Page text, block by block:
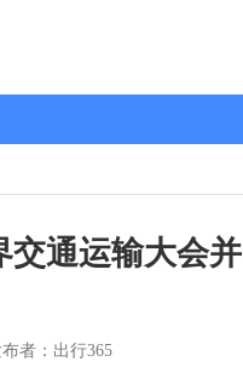
交通运输大会并
：出行365